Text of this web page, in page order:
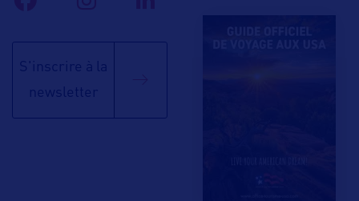
S'inscrire à la
newsletter